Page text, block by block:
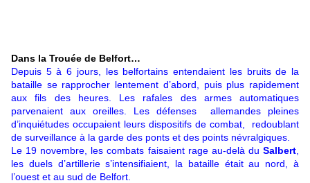
Dans la Trouée de Belfort…
Depuis 5 à 6 jours, les belfortains entendaient les bruits de la
bataille se rapprocher lentement d’abord, puis plus rapidement
aux fils des heures. Les rafales des armes automatiques
parvenaient aux oreilles. Les défenses allemandes pleines
d’inquiétudes occupaient leurs dispositifs de combat, redoublant
de surveillance à la garde des ponts et des points névralgiques.
Le 19 novembre, les combats faisaient rage au-delà du Salbert
les duels d’artillerie s’intensifiaient, la bataille était au nord, à
l’ouest et au sud de Belfort.